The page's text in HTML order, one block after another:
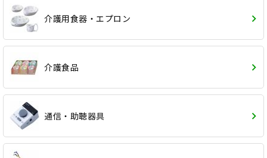
介護用食器・エプロン
介護食品
通信・助聴器具